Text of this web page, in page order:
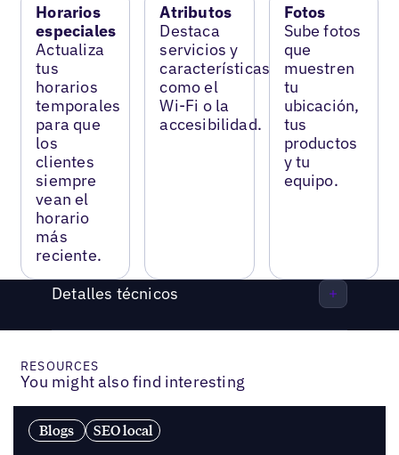
Horarios
especiales
Actualiza
tus
horarios
temporales
para que
los
clientes
siempre
vean el
horario
más
reciente.
Atributos
Destaca
servicios y
características
como el
Wi-Fi o la
accesibilidad.
Fotos
Sube fotos
que
muestren
tu
ubicación,
tus
productos
y tu
equipo.
Detalles técnicos
RESOURCES
You might also find interesting
Blogs SEO local